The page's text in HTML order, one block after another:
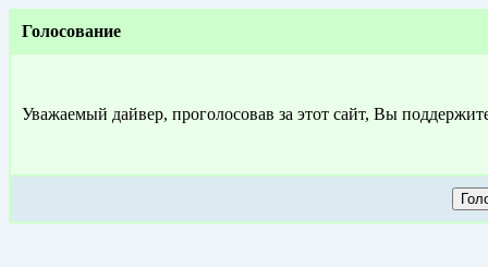
Голосование
Уважаемый дайвер, проголосовав за этот сайт, Вы